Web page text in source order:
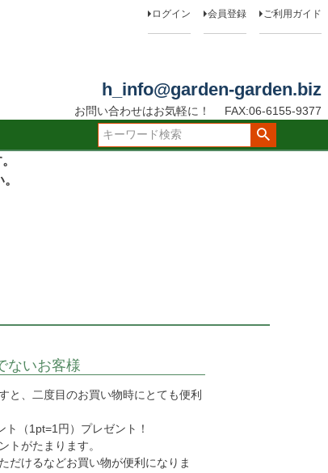
ログイン 会員登録 ご利用ガイド
h_info@garden-garden.biz
お問い合わせはお気軽に！
FAX:06-6155-9377
ないお客様
と、二度目のお買い物時にとても便利
（1pt=1円）プレゼント！
トがたまります。
だけるなどお買い物が便利になりま